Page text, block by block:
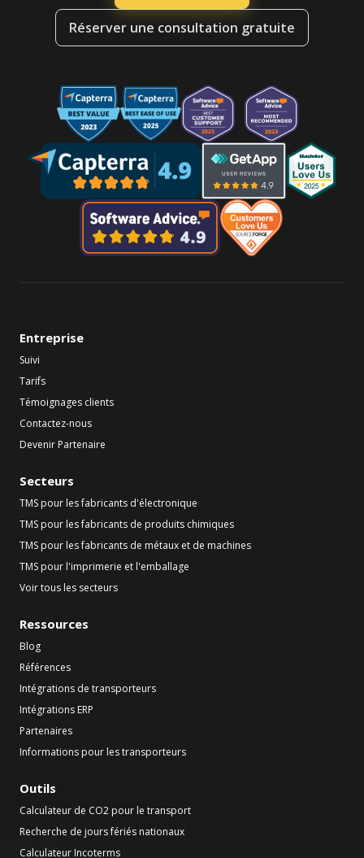
Réserver une consultation gratuite
Entreprise
Suivi
Tarifs
Témoignages clients
Contactez-nous
Devenir Partenaire
Secteurs
TMS pour les fabricants d'électronique
TMS pour les fabricants de produits chimiques
TMS pour les fabricants de métaux et de machines
TMS pour l'imprimerie et l'emballage
Voir tous les secteurs
Ressources
Blog
Références
Intégrations de transporteurs
Intégrations ERP
Partenaires
Informations pour les transporteurs
Outils
Calculateur de CO2 pour le transport
Recherche de jours fériés nationaux
Calculateur Incoterms